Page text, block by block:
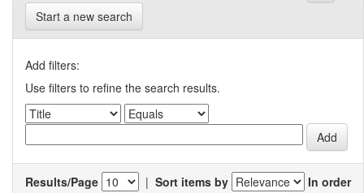
Start a new search
Add filters:
Use filters to refine the search results.
Results/Page | Sort items by
In order